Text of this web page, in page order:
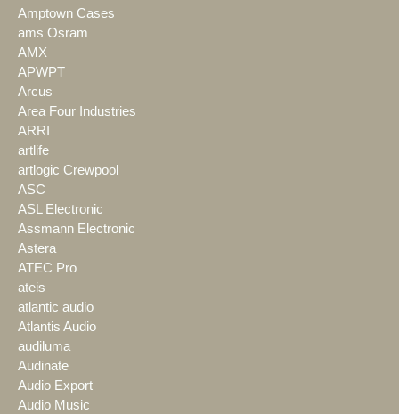
Amptown Cases
ams Osram
AMX
APWPT
Arcus
Area Four Industries
ARRI
artlife
artlogic Crewpool
ASC
ASL Electronic
Assmann Electronic
Astera
ATEC Pro
ateis
atlantic audio
Atlantis Audio
audiluma
Audinate
Audio Export
Audio Music